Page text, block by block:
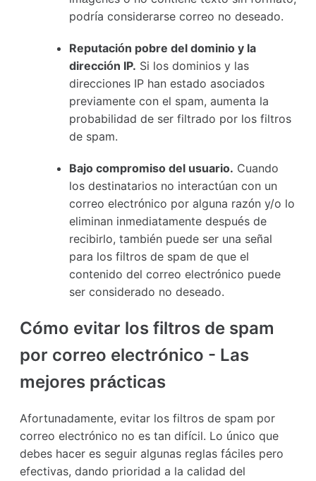
podría considerarse correo no deseado.
Reputación pobre del dominio y la
dirección IP. Si los dominios y las
direcciones IP han estado asociados
previamente con el spam, aumenta la
probabilidad de ser filtrado por los filtros
de spam.
Bajo compromiso del usuario. Cuando
los destinatarios no interactúan con un
correo electrónico por alguna razón y/o lo
eliminan inmediatamente después de
recibirlo, también puede ser una señal
para los filtros de spam de que el
contenido del correo electrónico puede
ser considerado no deseado.
Cómo evitar los filtros de spam
por correo electrónico - Las
mejores prácticas
Afortunadamente, evitar los filtros de spam por
correo electrónico no es tan difícil. Lo único que
debes hacer es seguir algunas reglas fáciles pero
efectivas, dando prioridad a la calidad del